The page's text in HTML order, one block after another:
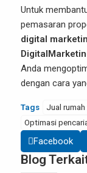
Untuk
pemasaran
digital
Anda
dengan cara
Tags
Jual
Optimasi
Facebook
Blog